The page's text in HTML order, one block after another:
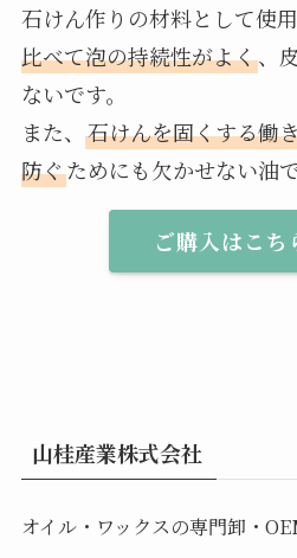
石けん作りの材料として使用
比べて泡の持続性がよく、
ないです。
また、 石けんを固くする働
防ぐためにも欠かせない油で
ご購入はこち
山桂産業株式会社
オイル・ワックスの専門卸・